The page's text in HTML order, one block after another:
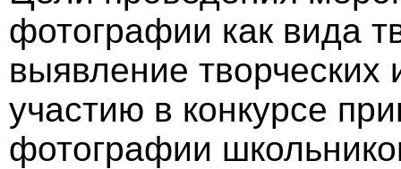
фотографии как вида
выявление
участию в конкурсе
фотографии